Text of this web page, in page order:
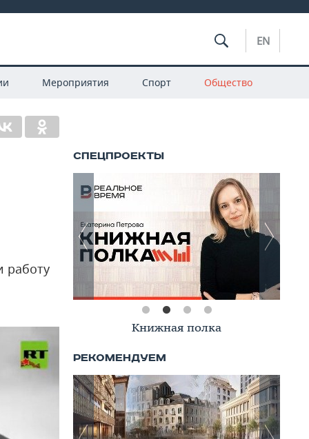
EN
Мероприятия Спорт Общество
работу
Книжная полка